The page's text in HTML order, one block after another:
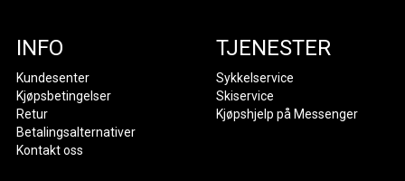
INFO
Kundesenter
Kjøpsbetingelser
Retur
Betalingsalternativer
Kontakt oss
TJENESTER
Sykkelservice
Skiservice
Kjøpshjelp på Messenger